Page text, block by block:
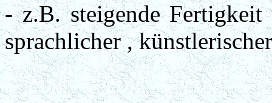
- z.B. steigende
sprachlicher ,